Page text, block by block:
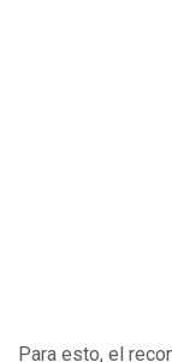
Para esto, el